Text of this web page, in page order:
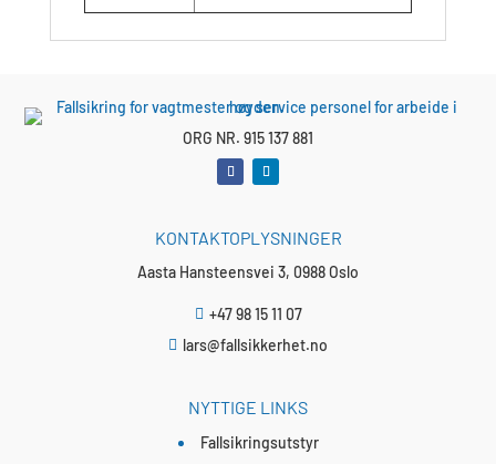
ORG NR. 915 137 881
KONTAKTOPLYSNINGER
Aasta Hansteensvei 3, 0988 Oslo
 +47 98 15 11 07
 lars@fallsikkerhet.no
NYTTIGE LINKS
Fallsikringsutstyr